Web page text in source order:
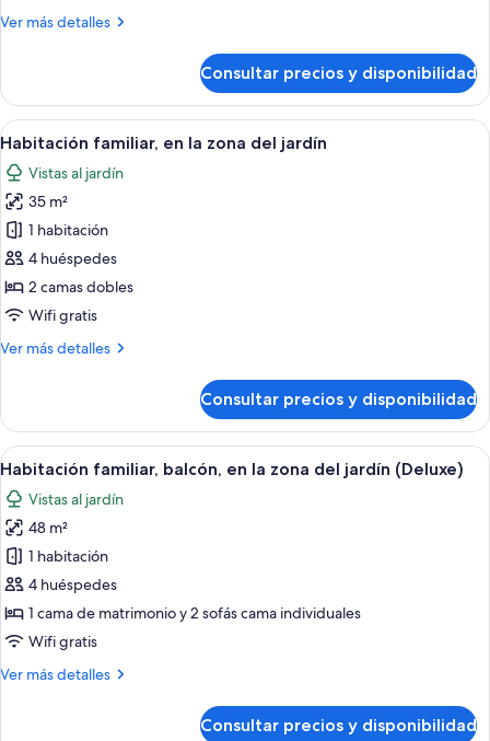
jardín
Ver más detalles
Más
estándar,
vistas
al
jardín
Consultar precios y disponibilidad
Abrir
todas
las
fotos
de
Habitación
familiar,
en
zona
Una habitación de hotel con un
5
Habitación familiar, en la zona del jardín
Vistas al jardín
35 m²
1 habitación
4 huéspedes
2 camas dobles
Wifi gratis
Ver más detalles
Más
familiar,
en
la
zona
del
jardín
Consultar precios y disponibilidad
Abrir
todas
las
fotos
de
Habitación
familiar,
balcón,
la
Una habitación de hotel moderna
9
Habitación familiar, balcón, en la zona del jardín (Deluxe)
Vistas al jardín
48 m²
1 habitación
4 huéspedes
1 cama de matrimonio y 2 sofás cama individuales
Wifi gratis
Ver más detalles
Más
Consultar precios y disponibilidad